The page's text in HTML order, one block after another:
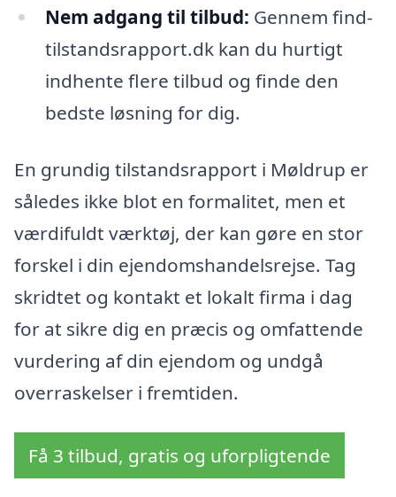
Nem adgang til tilbud: Gennem find-
tilstandsrapport.dk kan du hurtigt
indhente flere tilbud og finde den
bedste løsning for dig.
En grundig tilstandsrapport i Møldrup er
således ikke blot en formalitet, men et
værdifuldt værktøj, der kan gøre en stor
forskel i din ejendomshandelsrejse. Tag
skridtet og kontakt et lokalt firma i dag
for at sikre dig en præcis og omfattende
vurdering af din ejendom og undgå
overraskelser i fremtiden.
Få 3 tilbud, gratis og uforpligtende